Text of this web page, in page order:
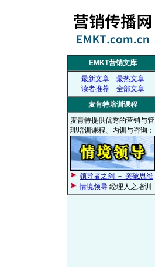
EMKT营销文库
最新文章
最热文章
读者推荐
全部文章
麦肯特培训课程
麦肯特提供优秀的营销与管
理培训课程、内训与咨询：
领导者之剑 － 突破思维
情境领导 经理人之培训